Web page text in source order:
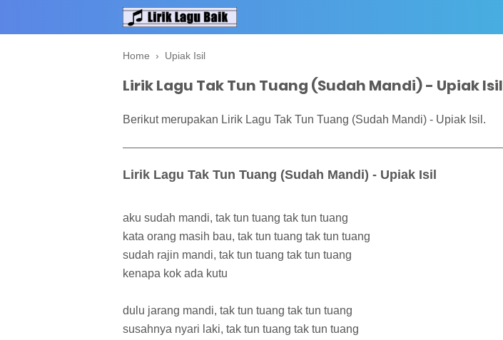
Home › Upiak Isil
Lirik Lagu Tak Tun Tuang (Sudah Mandi) - Upiak Isil
Berikut merupakan Lirik Lagu Tak Tun Tuang (Sudah Mandi) - Upiak Isil.
Lirik Lagu Tak Tun Tuang (Sudah Mandi) - Upiak Isil
aku sudah mandi, tak tun tuang tak tun tuang
kata orang masih bau, tak tun tuang tak tun tuang
sudah rajin mandi, tak tun tuang tak tun tuang
kenapa kok ada kutu
dulu jarang mandi, tak tun tuang tak tun tuang
susahnya nyari laki, tak tun tuang tak tun tuang